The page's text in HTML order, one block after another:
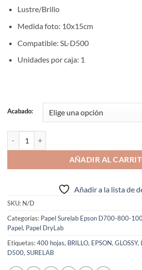
Lustre/Brillo
Medida foto: 10x15cm
Compatible: SL-D500
Unidades por caja: 1
Acabado:
AÑADIR AL
Añadir a la lista de
SKU: N/D
Categorías: Papel Surelab Epson D700-800-
Papel, Papel DryLab
Etiquetas:400 hojas, BRILLO, EPSON, GLOSSY,
D500, SURELAB